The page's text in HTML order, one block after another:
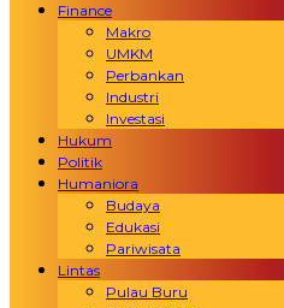
Finance
Makro
UMKM
Perbankan
Industri
Investasi
Hukum
Politik
Humaniora
Budaya
Edukasi
Pariwisata
Lintas
Pulau Buru